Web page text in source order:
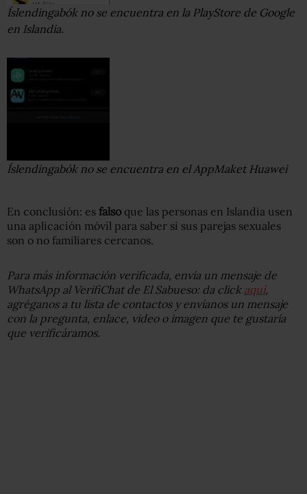
Íslendingabók no se encuentra en la PlayStore de Google
en Islandia.
Íslendingabók no se encuentra en el AppMaket Huawei
En conclusión: es falso que las personas en Islandia usen
una aplicación móvil para saber si sus parejas sexuales
son o no familiares cercanos.
Para más información verificada, envía un mensaje de
WhatsApp al VerifiChat de El Sabueso: da click aquí,
agréganos a tu lista de contactos y envíanos un mensaje
con la pregunta, enlace, video o imagen que te gustaría
que verificáramos.